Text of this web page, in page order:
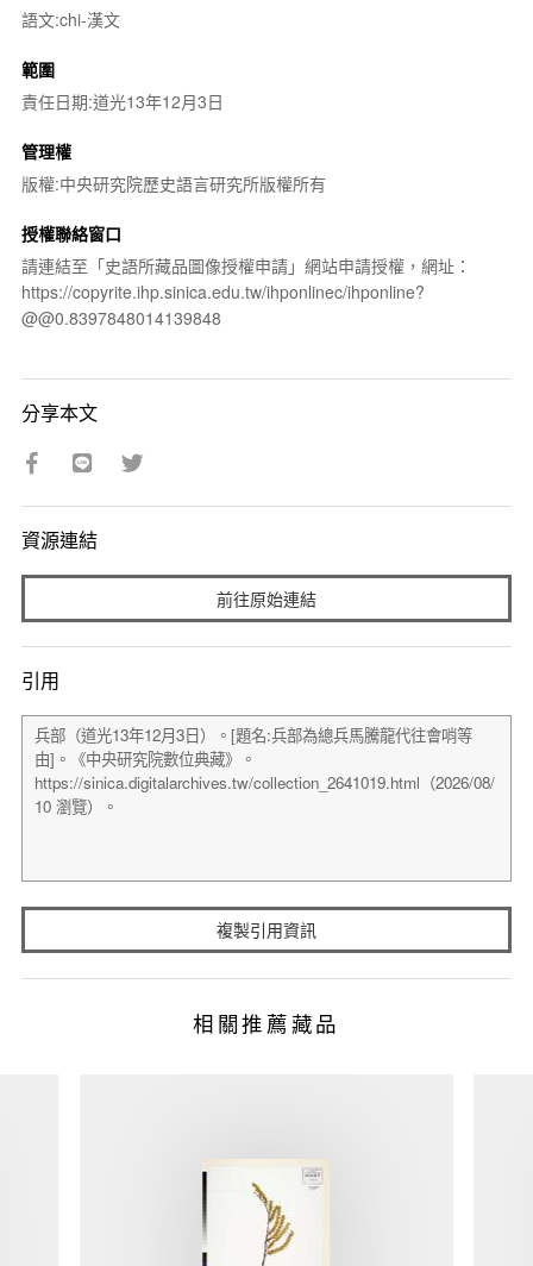
語文:chi-漢文
範圍
責任日期:道光13年12月3日
管理權
版權:中央研究院歷史語言研究所版權所有
授權聯絡窗口
請連結至「史語所藏品圖像授權申請」網站申請授權，網址：
https://copyrite.ihp.sinica.edu.tw/ihponlinec/ihponline?
@@0.8397848014139848
分享本文
資源連結
前往原始連結
引用
複製引用資訊
相關推薦藏品